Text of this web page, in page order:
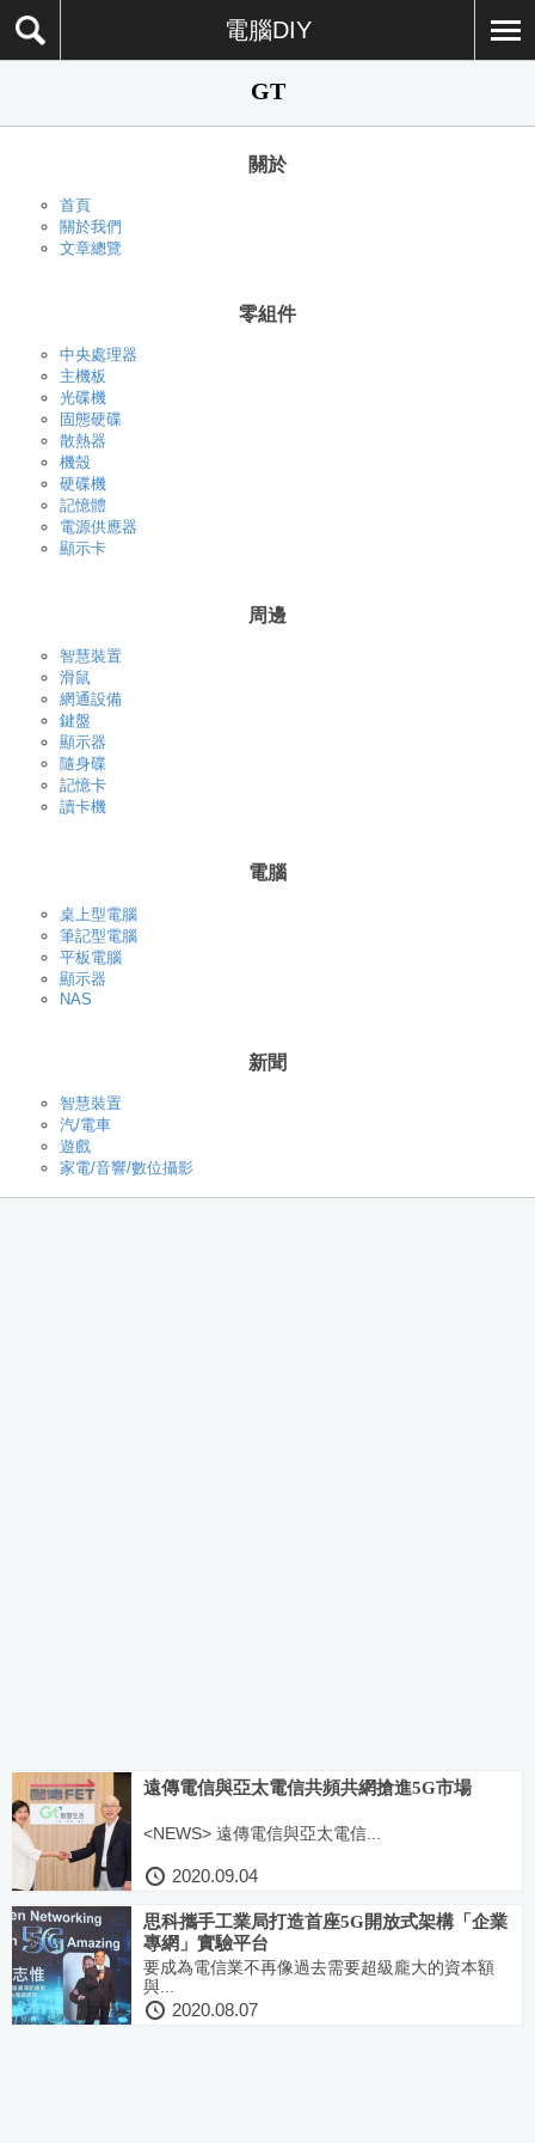
電腦DIY
GT
關於
首頁
關於我們
文章總覽
零組件
中央處理器
主機板
光碟機
固態硬碟
散熱器
機殼
硬碟機
記憶體
電源供應器
顯示卡
周邊
智慧裝置
滑鼠
網通設備
鍵盤
顯示器
隨身碟
記憶卡
讀卡機
電腦
桌上型電腦
筆記型電腦
平板電腦
顯示器
NAS
新聞
智慧裝置
汽/電車
遊戲
家電/音響/數位攝影
遠傳電信與亞太電信共頻共網搶進5G市場
<NEWS> 遠傳電信與亞太電信...
2020.09.04
思科攜手工業局打造首座5G開放式架構「企業
專網」實驗平台
要成為電信業不再像過去需要超級龐大的資本額
與...
2020.08.07